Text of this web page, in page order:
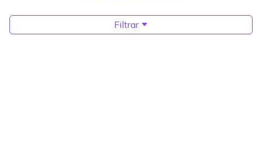
Filtrar